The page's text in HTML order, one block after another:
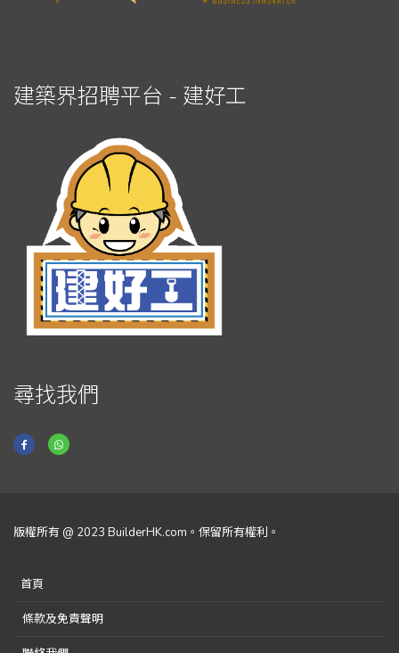
建築界招聘平台 - 建好工
尋找我們
版權所有 @ 2023 BuilderHK.com。保留所有權利。
首頁
條款及免責聲明